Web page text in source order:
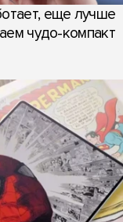
еще лучше
чудо-компакт